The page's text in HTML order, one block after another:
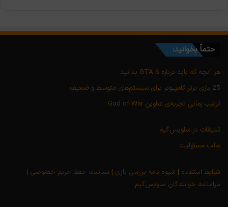
حتماً بخوانید:
هر آنچه که باید درباره GTA 6 بدانید
25 بازی برتر کامپیوتر برای سیستم‌های متوسط و ضعیف
ترتیب زمانی تجربه‌ی عناوین God of War
تبلیغات در ساویس‌گیم
سلب مسئولیت
شرایط استفاده | شیوه نامه بررسی بازی | سیاست حفظ حریم خصوصی |
مرامنامه خوانندگان ساویس‌گیم